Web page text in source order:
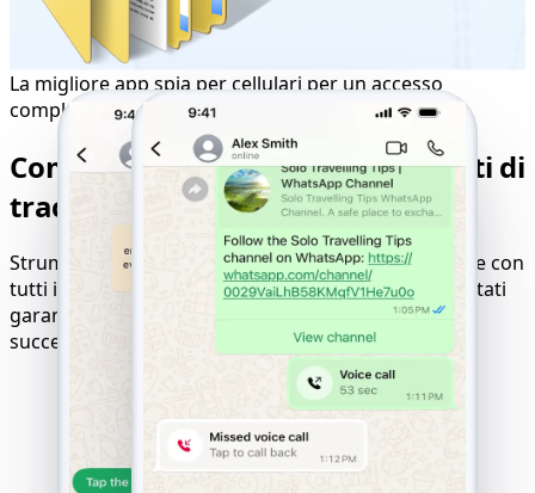
La migliore app spia per cellulari per un accesso
completo
Compatibilità perfetta per risultati di
tracciamento ottimali
Strumento online per hackerare siti web compatibile con
tutti i dispositivi, sistemi operativi e reti mobili. Risultati
garantiti con logica di pagamento solo in caso di
successo.